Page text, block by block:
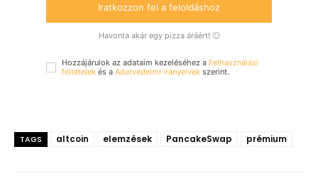
Iratkozzon fel a feloldáshoz
Havonta akár egy pizza áráért! 🙂
Hozzájárulok az adataim kezeléséhez a Felhasználási
feltételek és a Adatvédelmi irányelvek szerint.
TAGS altcoin elemzések PancakeSwap prémium